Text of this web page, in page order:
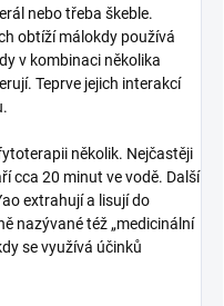
nebo třeba škeble.
obtíží málokdy používá
v kombinaci několika
Teprve jejich interakcí
několik. Nejčastěji
cca 20 minut ve vodě. Další
extrahují a lisují do
nazývané též „medicinální
se využívá účinků